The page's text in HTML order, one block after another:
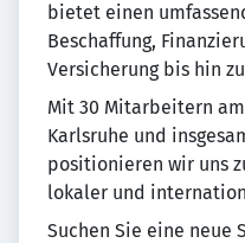
bietet einen
Beschaffung,
Versicherung bis hin
Mit 30 Mitarbeitern
Karlsruhe und
positionieren wir uns
lokaler und
Suchen Sie eine neue